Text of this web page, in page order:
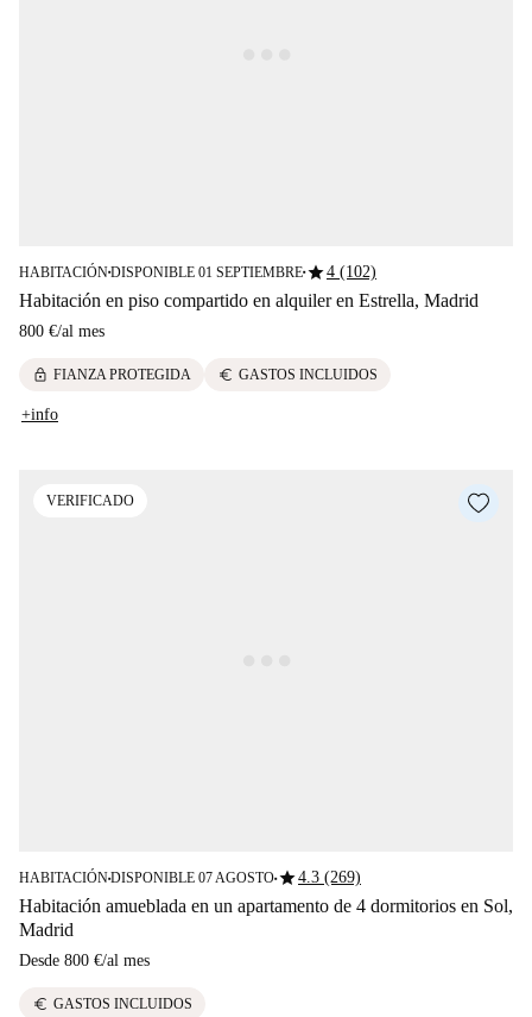
HABITACIÓN■DISPONIBLE 01 SEPTIEMBRE■star4 (102)
Habitación en piso compartido en alquiler en Estrella, Madrid
800 €/al mes
lock FIANZA PROTEGIDA euro GASTOS INCLUIDOS
+info
VERIFICADO
HABITACIÓN■DISPONIBLE 07 AGOSTO■star4.3 (269)
Habitación amueblada en un apartamento de 4 dormitorios en Sol,
Madrid
Desde 800 €/al mes
euro GASTOS INCLUIDOS